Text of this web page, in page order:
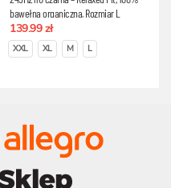
bawełna organiczna, Rozmiar L
139.99 zł
XXL XL M L